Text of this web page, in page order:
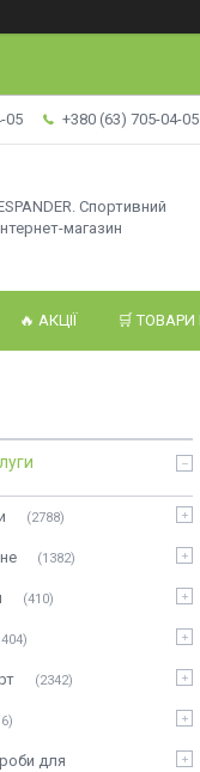
05 +380 (63) 705-04-05
Спортивний
магазин
🔥 АКЦІЇ 🛒 ТОВАРИ
2788
1382
410
2342
для